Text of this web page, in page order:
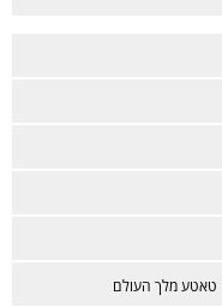
טאטע מלך העולם